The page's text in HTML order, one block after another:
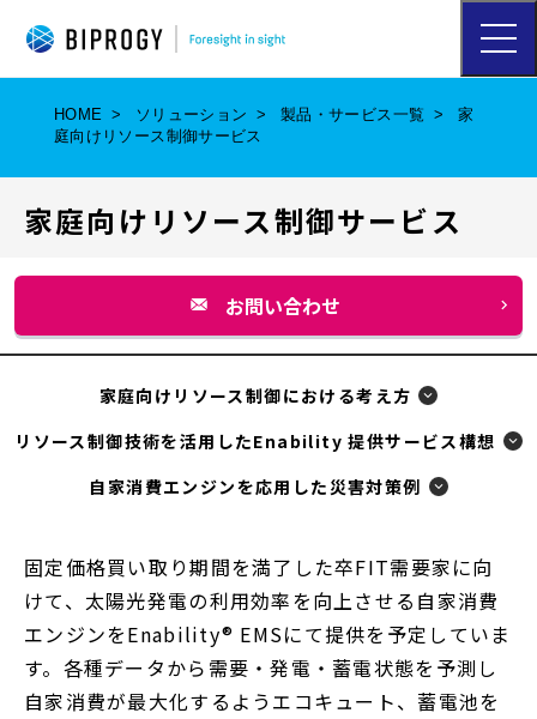
ハ
ン
メ
HOME ソリューション 製品・サービス一覧
家
庭向けリソース制御サービス
家庭向けリソース制御サービス
お問い合わせ
ウ
ィ
ド
ウ
開
く
家庭向けリソース制御における考え方
リソース制御技術を活用したEnability 提供サービス構想
自家消費エンジンを応用した災害対策例
固定価格買い取り期間を満了した卒FIT需要家に向
けて、太陽光発電の利用効率を向上させる自家消費
エンジンをEnability® EMSにて提供を予定していま
す。各種データから需要・発電・蓄電状態を予測し
自家消費が最大化するようエコキュート、蓄電池を